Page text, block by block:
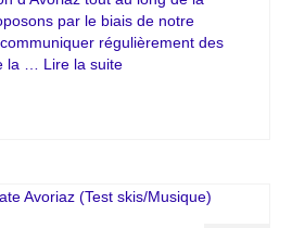
par le biais de notre
régulièrement des
la … Lire la suite­­